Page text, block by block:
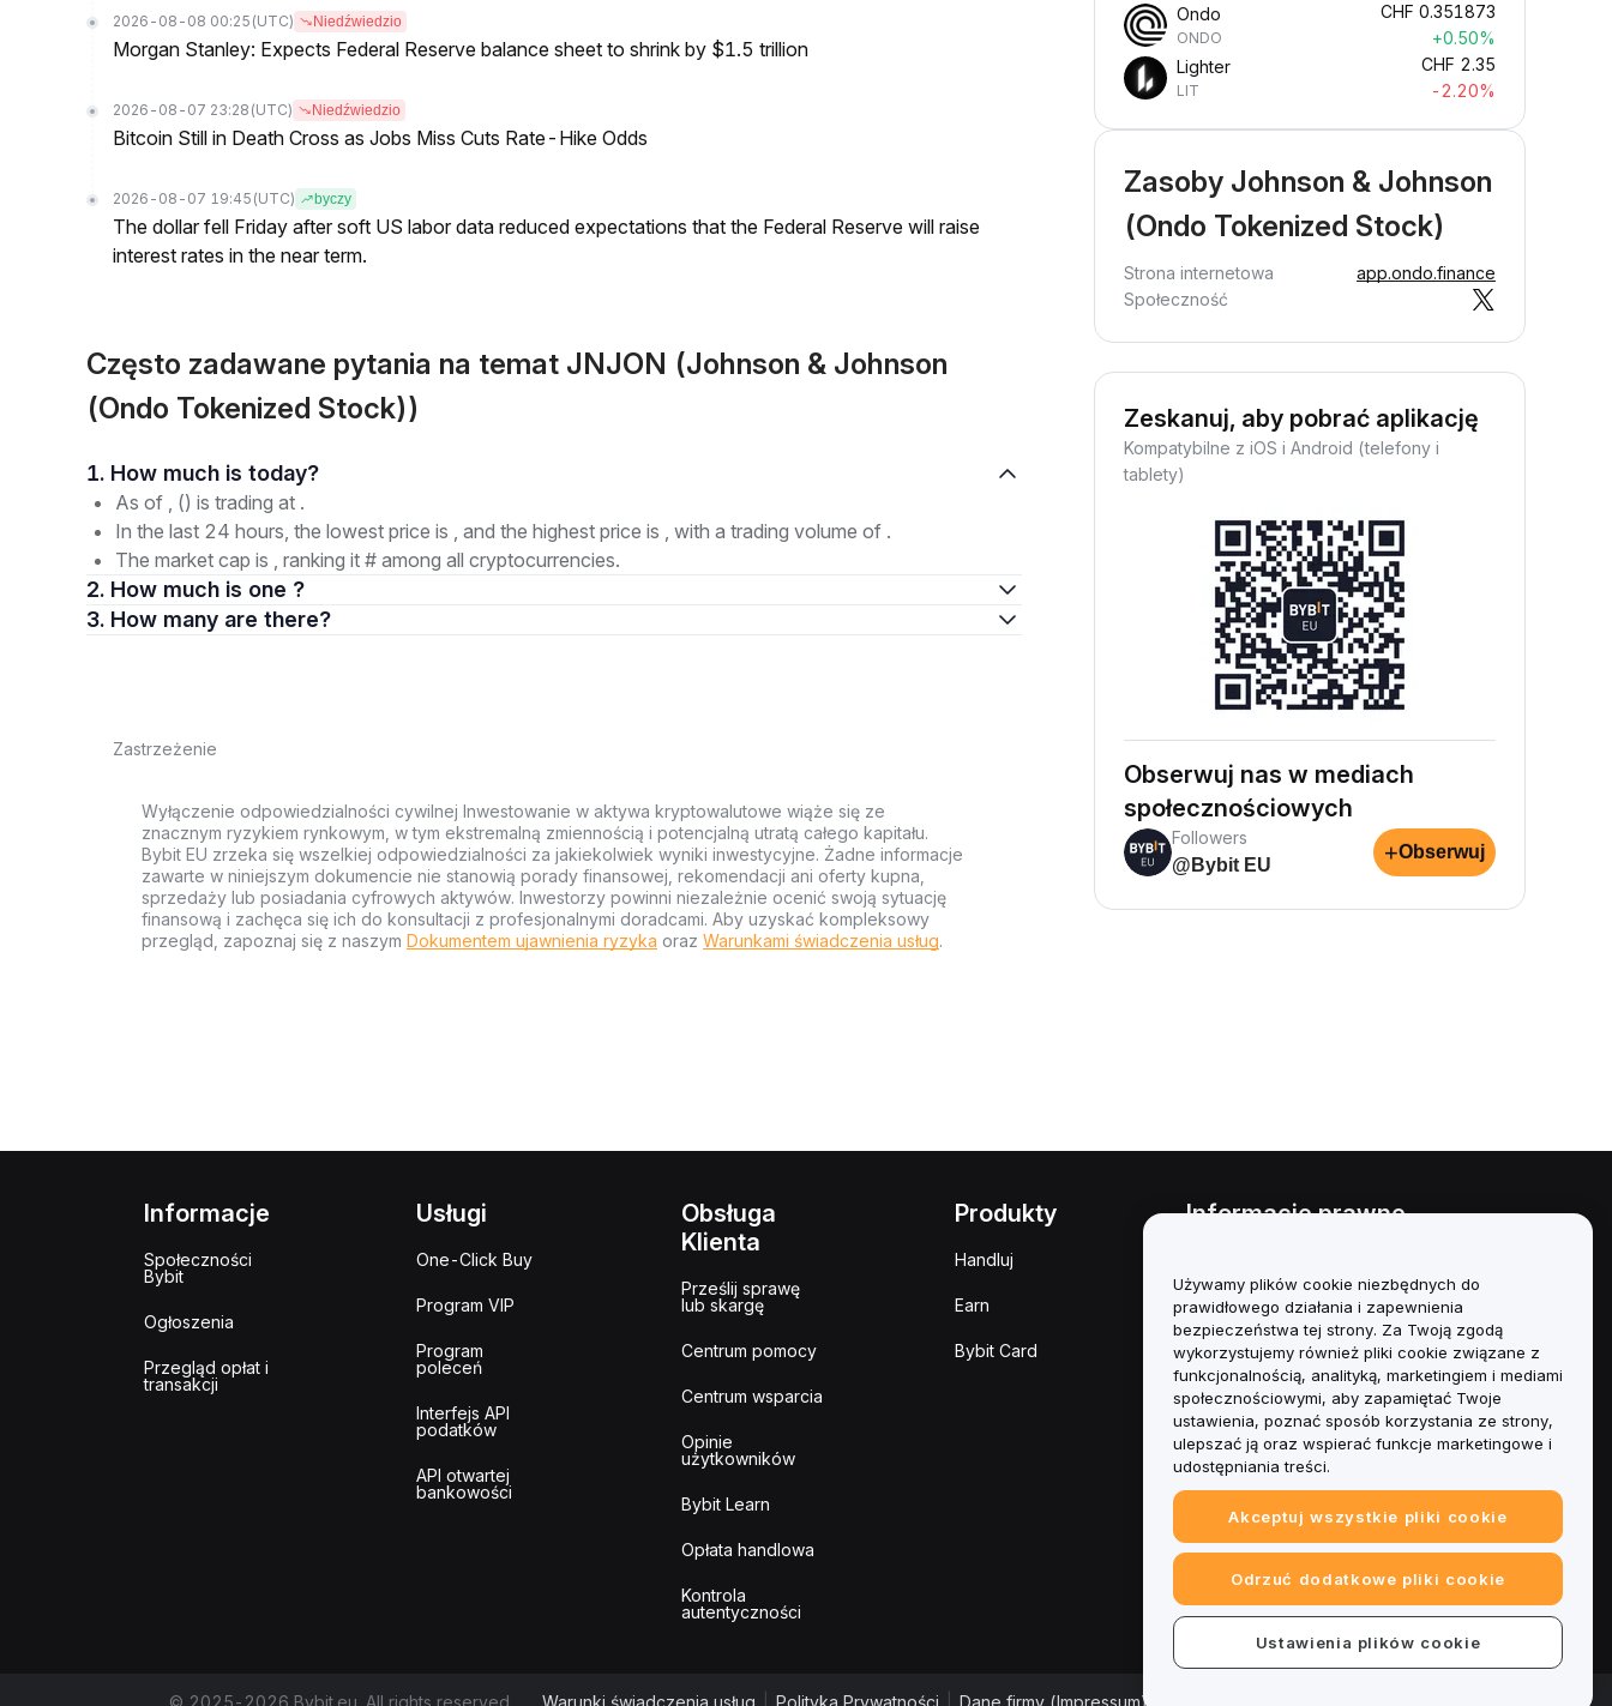
2026-08-08 00:25 (UTC) Niedźwiedzio
Morgan Stanley: Expects Federal Reserve balance sheet to shrink by $1.5 trillion
2026-08-07 23:28 (UTC) Niedźwiedzio
Bitcoin Still in Death Cross as Jobs Miss Cuts Rate-Hike Odds
2026-08-07 19:45 (UTC) byczy
The dollar fell Friday after soft US labor data reduced expectations that the Federal Reserve will raise
interest rates in the near term.
Często zadawane pytania na temat JNJON (Johnson & Johnson
(Ondo Tokenized Stock))
1. How much is today?
As of , () is trading at .
In the last 24 hours, the lowest price is , and the highest price is , with a trading volume of .
The market cap is , ranking it # among all cryptocurrencies.
2. How much is one ?
3. How many are there?
Zastrzeżenie
Wyłączenie odpowiedzialności cywilnej Inwestowanie w aktywa kryptowalutowe wiąże się ze
znacznym ryzykiem rynkowym, w tym ekstremalną zmiennością i potencjalną utratą całego kapitału.
Bybit EU zrzeka się wszelkiej odpowiedzialności za jakiekolwiek wyniki inwestycyjne. Żadne informacje
zawarte w niniejszym dokumencie nie stanowią porady finansowej, rekomendacji ani oferty kupna,
sprzedaży lub posiadania cyfrowych aktywów. Inwestorzy powinni niezależnie ocenić swoją sytuację
finansową i zachęca się ich do konsultacji z profesjonalnymi doradcami. Aby uzyskać kompleksowy
przegląd, zapoznaj się z naszym Dokumentem ujawnienia ryzyka oraz Warunkami świadczenia usług.
Ondo
ONDO
CHF 0.351873
+0.50%
Lighter
LIT
CHF 2.35
-2.20%
Zasoby Johnson & Johnson
(Ondo Tokenized Stock)
Strona internetowa
app.ondo.finance
Społeczność
Zeskanuj, aby pobrać aplikację
Kompatybilne z iOS i Android (telefony i
tablety)
Obserwuj nas w mediach
społecznościowych
Followers
@Bybit EU
+Obserwuj
Informacje
Społeczności
Bybit
Ogłoszenia
Przegląd opłat i
transakcji
Usługi
One-Click Buy
Program VIP
Program
poleceń
Interfejs API
podatków
API otwartej
bankowości
Obsługa
Klienta
Prześlij sprawę
lub skargę
Centrum pomocy
Centrum wsparcia
Opinie
użytkowników
Bybit Learn
Opłata handlowa
Kontrola
autentyczności
Produkty
Handluj
Earn
Bybit Card
Informacje prawne
interesów
Podsumowanie polityki
powiernictwa i zarządzania
Informacje ESG
Biuletyny informacyjne
kryptoaktywów
© 2025-2026 Bybit.eu. All rights reserved. Warunki świadczenia usług Polityka Prywatności Dane firmy (Impressum)
Używamy plików cookie niezbędnych do
prawidłowego działania i zapewnienia
bezpieczeństwa tej strony. Za Twoją zgodą
wykorzystujemy również pliki cookie związane z
funkcjonalnością, analityką, marketingiem i mediami
społecznościowymi, aby zapamiętać Twoje
ustawienia, poznać sposób korzystania ze strony,
ulepszać ją oraz wspierać funkcje marketingowe i
udostępniania treści.
Akceptuj wszystkie pliki cookie
Odrzuć dodatkowe pliki cookie
Ustawienia plików cookie